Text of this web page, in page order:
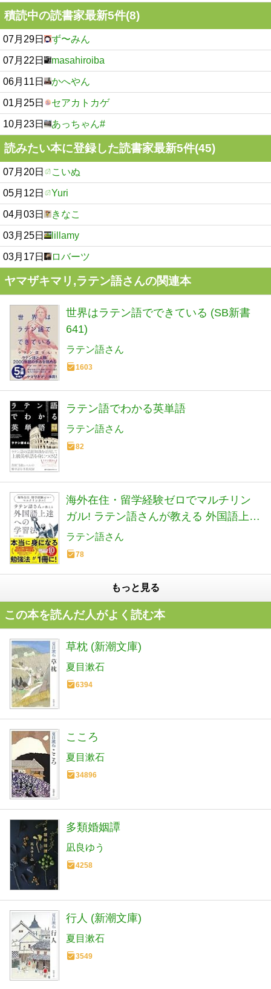
積読中の読書家最新5件(8)
07月29日 ず〜みん
07月22日 masahiroiba
06月11日 かへやん
01月25日 セアカトカゲ
10月23日 あっちゃん#
読みたい本に登録した読書家最新5件(45)
07月20日 こいぬ
05月12日 Yuri
04月03日 きなこ
03月25日 lillamy
03月17日 ロバーツ
ヤマザキマリ,ラテン語さんの関連本
世界はラテン語でできている (SB新書
641)
ラテン語さん
1603
ラテン語でわかる英単語
ラテン語さん
82
海外在住・留学経験ゼロでマルチリン
ガル! ラテン語さんが教える 外国語上達
への学習法
ラテン語さん
78
もっと見る
この本を読んだ人がよく読む本
草枕 (新潮文庫)
夏目漱石
6394
こころ
夏目漱石
34896
多類婚姻譚
凪良ゆう
4258
行人 (新潮文庫)
夏目漱石
3549